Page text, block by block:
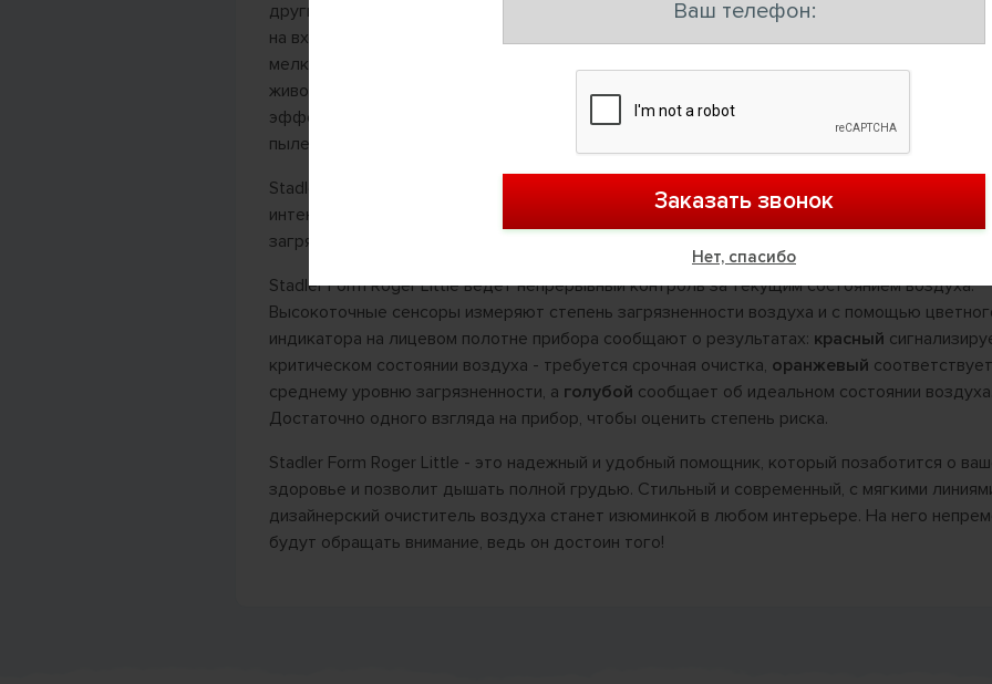
Нет, спасибо
другие бытовые посторонние запахи. Чтобы продлить срок службы комбинированного
на входе предусмотрен предварительный фильтр. Предварительный фильтр - это
мелкоячеистая сетка, которая задерживает крупные частицы загрязнений, такие как
животных, волосы, волокна тканей и другие крупные, видимые глазу загрязнения. Для
эффективной работы очистителя требуется регулярно очищать предварительный фильтр
пылесосом, а комбинированный подлежит замене каждые 8-12 месяцев.
Stadler Form Roger Little обслуживает помещения площадью до 35 м
интенсивности очистки. Прибор достаточно мощный, чтобы за короткий срок очистить
загрязненный воздух в помещении и очень тихий, если очистка требуется в ночное время.
Stadler Form Roger Little ведет непрерывный контроль за текущим состоянием воздуха.
Высокоточные сенсоры измеряют степень загрязненности воздуха и с помощью
индикатора на лицевом полотне прибора сообщают о результатах: красный
критическом состоянии воздуха - требуется срочная очистка, оранжевый соответствует
среднему уровню загрязненности, а голубой сообщает об идеальном состоянии воздуха.
Достаточно одного взгляда на прибор, чтобы оценить степень риска.
Stadler Form Roger Little - это надежный и удобный помощник, который позаботится о
здоровье и позволит дышать полной грудью. Стильный и современный, с мягкими
дизайнерский очиститель воздуха станет изюминкой в любом интерьере. На него
будут обращать внимание, ведь он достоин того!